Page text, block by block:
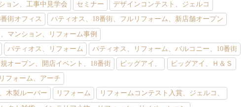
ョン、工事中見学会 セミナー デザインコンテスト、ジェルコ
街オフィス パティオス、18番街、フルリフォーム、新店舗オープン
マンション、リフォーム事例
パティオス、リフォーム パティオス、リフォーム、バルコニー、10番街
オープン、開店イベント、18番街 ビッグアイ、 ビッグアイ、Ｈ＆Ｓ
フォーム、アーチ
木製ルーバー リフォーム リフォームコンテスト入賞、ジェルコ、